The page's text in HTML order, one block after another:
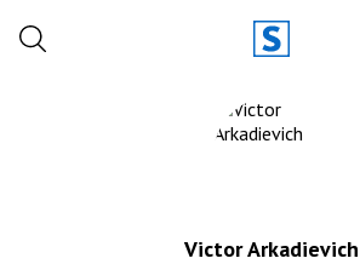
Victor Arkadievich